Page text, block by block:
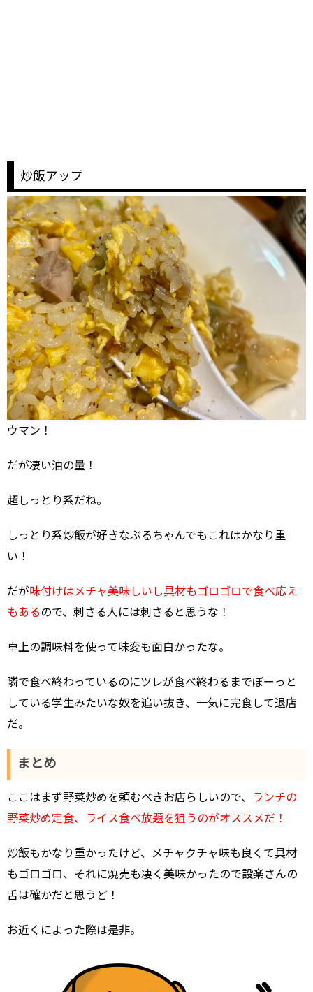
炒飯アップ
ウマン！
だが凄い油の量！
超しっとり系だね。
しっとり系炒飯が好きなぶるちゃんでもこれはかなり重
い！
だが味付けはメチャ美味しいし具材もゴロゴロで食べ応え
もあるので、刺さる人には刺さると思うな！
卓上の調味料を使って味変も面白かったな。
隣で食べ終わっているのにツレが食べ終わるまでぼーっと
している学生みたいな奴を追い抜き、一気に完食して退店
だ。
まとめ
ここはまず野菜炒めを頼むべきお店らしいので、
ランチの
野菜炒め定食、ライス食べ放題を狙うのがオススメだ！
炒飯もかなり重かったけど、メチャクチャ味も良くて具材
もゴロゴロ、それに焼売も凄く美味かったので設楽さんの
舌は確かだと思うど！
お近くによった際は是非。